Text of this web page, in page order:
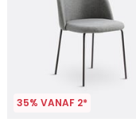
35% VANAF 2*